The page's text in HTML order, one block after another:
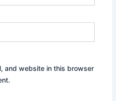
and website in this browser